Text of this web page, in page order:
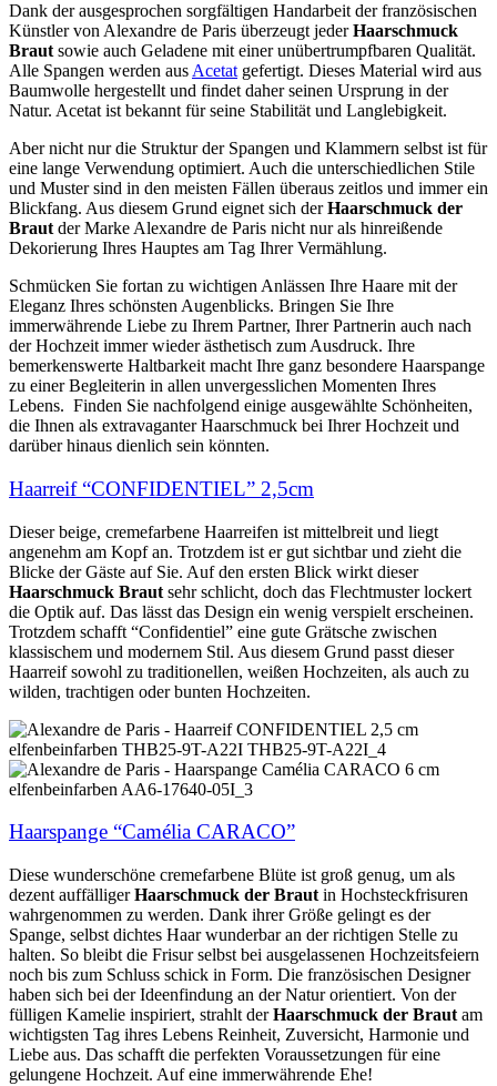
Dank der ausgesprochen sorgfältigen Handarbeit der französischen
Künstler von Alexandre de Paris überzeugt jederHaarschmuck
Braut sowie auch Geladene mit einer unübertrumpfbaren Qualität.
Alle Spangen werden aus Acetat gefertigt. Dieses Material wird aus
Baumwolle hergestellt und findet daher seinen Ursprung in der
Natur. Acetat ist bekannt für seine Stabilität und Langlebigkeit.
Aber nicht nur die Struktur der Spangen und Klammern selbst ist für
eine lange Verwendung optimiert. Auch die unterschiedlichen Stile
und Muster sind in den meisten Fällen überaus zeitlos und immer ein
Blickfang. Aus diesem Grund eignet sich derHaarschmuck der
Braut der Marke Alexandre de Paris nicht nur als hinreißende
Dekorierung Ihres Hauptes am Tag Ihrer Vermählung.
Schmücken Sie fortan zu wichtigen Anlässen Ihre Haare mit der
Eleganz Ihres schönsten Augenblicks. Bringen Sie Ihre
immerwährende Liebe zu Ihrem Partner, Ihrer Partnerin auch nach
der Hochzeit immer wieder ästhetisch zum Ausdruck. Ihre
bemerkenswerte Haltbarkeit macht Ihre ganz besondere Haarspange
zu einer Begleiterin in allen unvergesslichen Momenten Ihres
Lebens. Finden Sie nachfolgend einige ausgewählte Schönheiten,
die Ihnen als extravaganter Haarschmuck bei Ihrer Hochzeit und
darüber hinaus dienlich sein könnten.
Haarreif “CONFIDENTIEL” 2,5cm
Dieser beige, cremefarbene Haarreifen ist mittelbreit und liegt
angenehm am Kopf an. Trotzdem ist er gut sichtbar und zieht die
Blicke der Gäste auf Sie. Auf den ersten Blick wirkt dieser
Haarschmuck Braut sehr schlicht, doch das Flechtmuster lockert
die Optik auf. Das lässt das Design ein wenig verspielt erscheinen.
Trotzdem schafft “Confidentiel” eine gute Grätsche zwischen
klassischem und modernem Stil. Aus diesem Grund passt dieser
Haarreif sowohl zu traditionellen, weißen Hochzeiten, als auch zu
wilden, trachtigen oder bunten Hochzeiten.
Haarspange “Camélia CARACO”
Diese wunderschöne cremefarbene Blüte ist groß genug, um als
dezent auffälligerHaarschmuck der Braut in Hochsteckfrisuren
wahrgenommen zu werden. Dank ihrer Größe gelingt es der
Spange, selbst dichtes Haar wunderbar an der richtigen Stelle zu
halten. So bleibt die Frisur selbst bei ausgelassenen Hochzeitsfeiern
noch bis zum Schluss schick in Form. Die französischen Designer
haben sich bei der Ideenfindung an der Natur orientiert. Von der
fülligen Kamelie inspiriert, strahlt derHaarschmuck der Braut am
wichtigsten Tag ihres Lebens Reinheit, Zuversicht, Harmonie und
Liebe aus. Das schafft die perfekten Voraussetzungen für eine
gelungene Hochzeit. Auf eine immerwährende Ehe!